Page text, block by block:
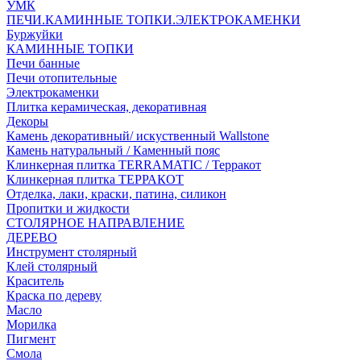
УМК
ПЕЧИ.КАМИННЫЕ ТОПКИ.ЭЛЕКТРОКАМЕНКИ
Буржуйки
КАМИННЫЕ ТОПКИ
Печи банные
Печи отопительные
Электрокаменки
Плитка керамическая, декоративная
Декоры
Камень декоративный/ искуственный Wallstone
Камень натуральный / Каменный пояс
Клинкерная плитка TERRAMATIC / Терракот
Клинкерная плитка ТЕРРАКОТ
Отделка, лаки, краски, патина, силикон
Пропитки и жидкости
СТОЛЯРНОЕ НАПРАВЛЕНИЕ
ДЕРЕВО
Инструмент столярный
Клей столярный
Краситель
Краска по дереву
Масло
Морилка
Пигмент
Смола